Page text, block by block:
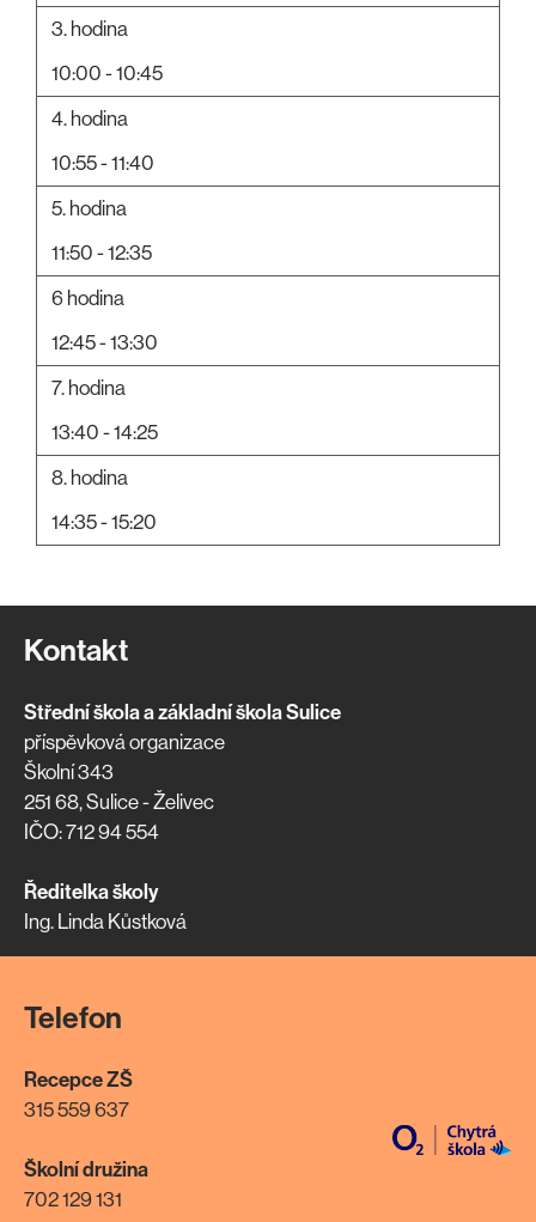
3. hodina
10:00 - 10:45
4. hodina
10:55 - 11:40
5. hodina
11:50 - 12:35
6 hodina
12:45 - 13:30
7. hodina
13:40 - 14:25
8. hodina
14:35 - 15:20
Kontakt
Střední škola a základní škola Sulice
příspěvková organizace
Školní 343
251 68, Sulice - Želivec
IČO: 712 94 554
Ředitelka školy
Ing. Linda Kůstková
Telefon
Recepce ZŠ
315 559 637
Školní družina
702 129 131